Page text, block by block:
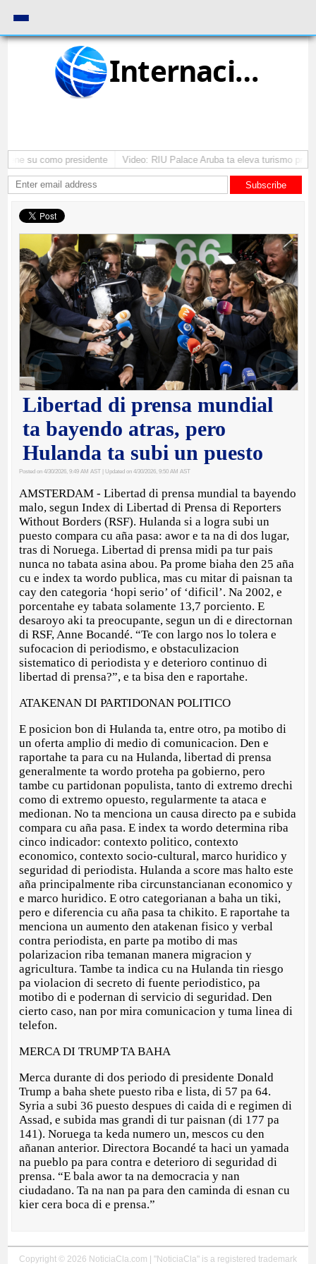
Internacional
su como presidente Video: RIU Palace Aruba ta eleva turismo
Subscribe
Libertad di prensa mundial
ta bayendo atras, pero
Hulanda ta subi un puesto
Posted on 4/30/2026, 9:49 AM AST | Updated on 4/30/2026, 9:50 AM AST
AMSTERDAM - Libertad di prensa mundial ta bayendo
malo, segun Index di Libertad di Prensa di Reporters
Without Borders (RSF). Hulanda si a logra subi un
puesto compara cu aña pasa: awor e ta na di dos lugar,
tras di Noruega. Libertad di prensa midi pa tur pais
nunca no tabata asina abou. Pa prome biaha den 25 aña
cu e index ta wordo publica, mas cu mitar di paisnan ta
cay den categoria ‘hopi serio’ of ‘dificil’. Na 2002, e
porcentahe ey tabata solamente 13,7 porciento. E
desaroyo aki ta preocupante, segun un di e directornan
di RSF, Anne Bocandé. “Te con largo nos lo tolera e
sufocacion di periodismo, e obstaculizacion
sistematico di periodista y e deterioro continuo di
libertad di prensa?”, e ta bisa den e raportahe.
ATAKENAN DI PARTIDONAN POLITICO
E posicion bon di Hulanda ta, entre otro, pa motibo di
un oferta amplio di medio di comunicacion. Den e
raportahe ta para cu na Hulanda, libertad di prensa
generalmente ta wordo proteha pa gobierno, pero
tambe cu partidonan populista, tanto di extremo drechi
como di extremo opuesto, regularmente ta ataca e
medionan. No ta menciona un causa directo pa e subida
compara cu aña pasa. E index ta wordo determina riba
cinco indicador: contexto politico, contexto
economico, contexto socio-cultural, marco huridico y
seguridad di periodista. Hulanda a score mas halto este
aña principalmente riba circunstancianan economico y
e marco huridico. E otro categorianan a baha un tiki,
pero e diferencia cu aña pasa ta chikito. E raportahe ta
menciona un aumento den atakenan fisico y verbal
contra periodista, en parte pa motibo di mas
polarizacion riba temanan manera migracion y
agricultura. Tambe ta indica cu na Hulanda tin riesgo
pa violacion di secreto di fuente periodistico, pa
motibo di e podernan di servicio di seguridad. Den
cierto caso, nan por mira comunicacion y tuma linea di
telefon.
MERCA DI TRUMP TA BAHA
Merca durante di dos periodo di presidente Donald
Trump a baha shete puesto riba e lista, di 57 pa 64.
Syria a subi 36 puesto despues di caida di e regimen di
Assad, e subida mas grandi di tur paisnan (di 177 pa
141). Noruega ta keda numero un, mescos cu den
añanan anterior. Directora Bocandé ta haci un yamada
na pueblo pa para contra e deterioro di seguridad di
prensa. “E bala awor ta na democracia y nan
ciudadano. Ta na nan pa para den caminda di esnan cu
kier cera boca di e prensa.”
Copyright © 2026 NoticiaCla.com | "NoticiaCla" is a registered trademark